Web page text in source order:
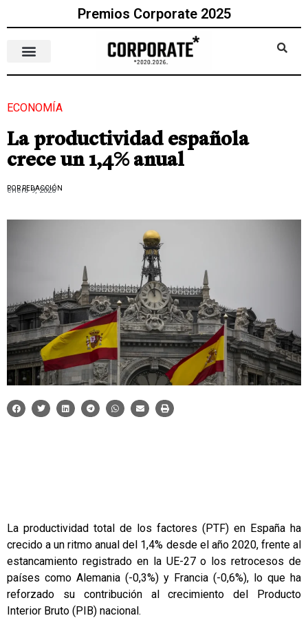
Premios Corporate 2025
ECONOMÍA
La productividad española
crece un 1,4% anual
POR REDACCIÓN
enero 9, 2026
La productividad total de los factores (PTF) en España ha
crecido a un ritmo anual del 1,4% desde el año 2020, frente al
estancamiento registrado en la UE-27 o los retrocesos de
países como Alemania (-0,3%) y Francia (-0,6%), lo que ha
reforzado su contribución al crecimiento del Producto
Interior Bruto (PIB) nacional.